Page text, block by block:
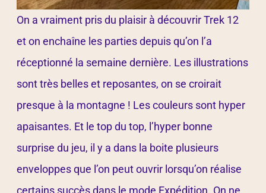
On a vraiment pris du plaisir à découvrir Trek 12
et on enchaîne les parties depuis qu’on l’a
réceptionné la semaine dernière. Les illustrations
sont très belles et reposantes, on se croirait
presque à la montagne ! Les couleurs sont hyper
apaisantes. Et le top du top, l’hyper bonne
surprise du jeu, il y a dans la boite plusieurs
enveloppes que l’on peut ouvrir lorsqu’on réalise